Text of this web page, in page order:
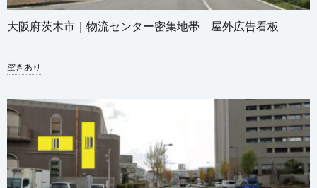
大阪府茨木市｜物流センター密集地帯 屋外広告看板
空きあり